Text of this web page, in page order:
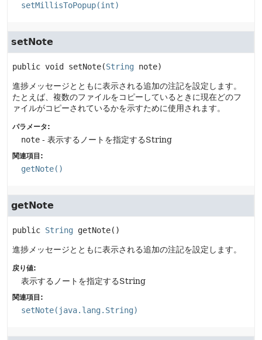
setMillisToPopup(int)
setNote
public void setNote(String note)
進捗メッセージとともに表示される追加の注記を設定します。
たとえば、複数のファイルをコピーしているときに現在どのフ
ァイルがコピーされているかを示すために使用されます。
パラメータ:
note - 表示するノートを指定するString
関連項目:
getNote()
getNote
public String getNote()
進捗メッセージとともに表示される追加の注記を設定します。
戻り値:
表示するノートを指定するString
関連項目:
setNote(java.lang.String)